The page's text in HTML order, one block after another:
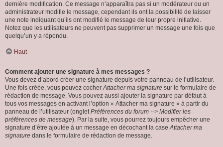
dernière modification. Ce message n’apparaîtra pas si un modérateur ou un
administrateur modifie le message, cependant ils ont la possibilité de laisser
une note indiquant qu’ils ont modifié le message de leur propre initiative.
Notez que les utilisateurs ne peuvent pas supprimer un message une fois que
quelqu’un y a répondu.
Haut
Comment ajouter une signature à mes messages ?
Vous devez d’abord créer une signature depuis votre panneau de l’utilisateur.
Une fois créée, vous pouvez cocherAttacher ma signature sur le formulaire de
rédaction de message. Vous pouvez aussi ajouter la signature par défaut à
tous vos messages en activant l’option « Attacher ma signature » à partir du
panneau de l’utilisateur (ongletPréférences du forum --> Modifier les
préférences de message). Par la suite, vous pourrez toujours empêcher une
signature d’être ajoutée à un message en décochant la caseAttacher ma
signature dans le formulaire de rédaction de message.